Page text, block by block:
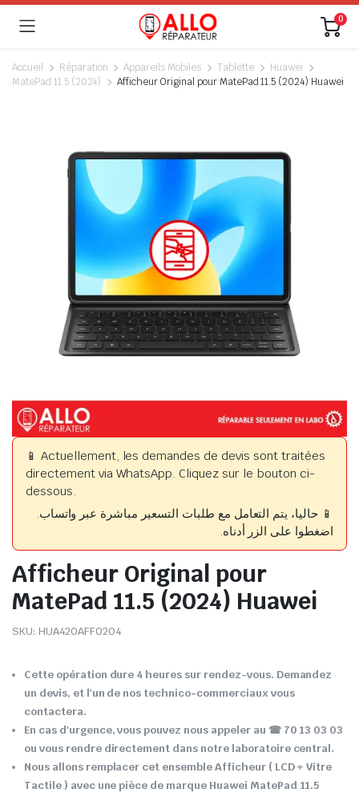
0
Accueil Réparation Appareils Mobiles Tablette
Huawei
MatePad 11.5 (2024)
Afficheur Original pour MatePad 11.5 (2024) Huawei
📱 Actuellement, les demandes de devis sont traitées
directement via WhatsApp. Cliquez sur le bouton ci-
dessous.
📱 حاليا، يتم التعامل مع طلبات التسعير مباشرة عبر واتساب.
اضغطوا على الزر أدناه.
Afficheur Original pour
MatePad 11.5 (2024) Huawei
SKU: HUA420AFF0204
Cette opération dure 4 heures sur rendez-vous. Demandez
un devis, et l'un de nos technico-commerciaux vous
contactera.
En cas d'urgence, vous pouvez nous appeler au ☎ 70 13 03 03
ou vous rendre directement dans notre laboratoire central.
Nous allons remplacer cet ensemble Afficheur ( LCD + Vitre
Tactile ) avec une pièce de marque Huawei MatePad 11.5